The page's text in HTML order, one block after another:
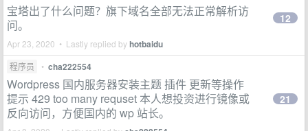
宝塔出了什么问题？旗下域名全部无法正常解析访
问。
Apr 23, 2020 • Lastly replied byhotbaidu
12
程序员 • cha222554
Wordpress 国内服务器安装主题 插件 更新等操作
提示 429 too many requset 本人想投资进行镜像或
反向访问，方便国内的 wp 站长。
21